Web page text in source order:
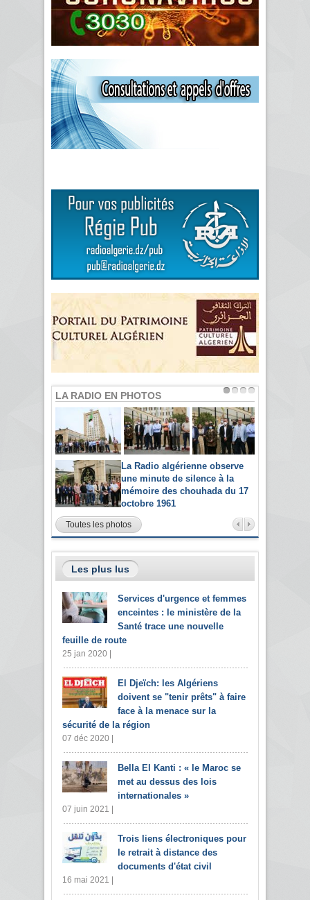
LA RADIO EN PHOTOS
La Radio algérienne observe
une minute de silence à la
mémoire des chouhada du 17
octobre 1961
Toutes les photos
Les plus lus
Services d'urgence et femmes
enceintes : le ministère de la
Santé trace une nouvelle
feuille de route
25 jan 2020 |
El Djeïch: les Algériens
doivent se "tenir prêts" à faire
face à la menace sur la
sécurité de la région
07 déc 2020 |
Bella El Kanti : « le Maroc se
met au dessus des lois
internationales »
07 juin 2021 |
Trois liens électroniques pour
le retrait à distance des
documents d'état civil
16 mai 2021 |